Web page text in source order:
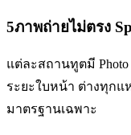
5ภาพถ่ายไม่ตรง
แต่ละสถานทูตมี
ระยะใบหน้า ต่างทุกแ
มาตรฐานเฉพาะ